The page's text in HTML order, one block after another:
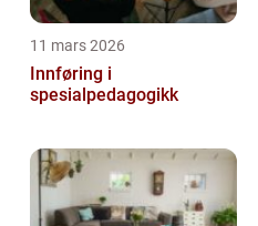
11 mars 2026
Innføring i
spesialpedagogikk